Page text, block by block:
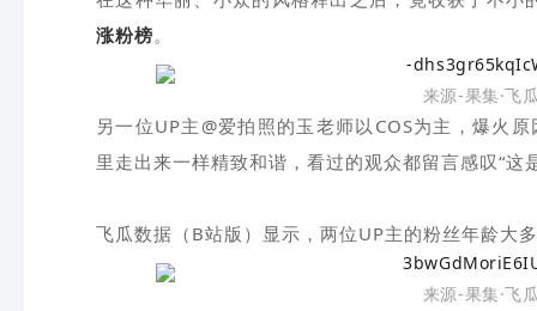
涨粉榜。
来源-果集·飞
另一位UP主@爱拍照的玉老师以COS为主，爆火
里走出来一样精致和谐，看过的观众都留言感叹“这
飞瓜数据（B站版）显示，两位UP主的粉丝年龄大
来源-果集·飞